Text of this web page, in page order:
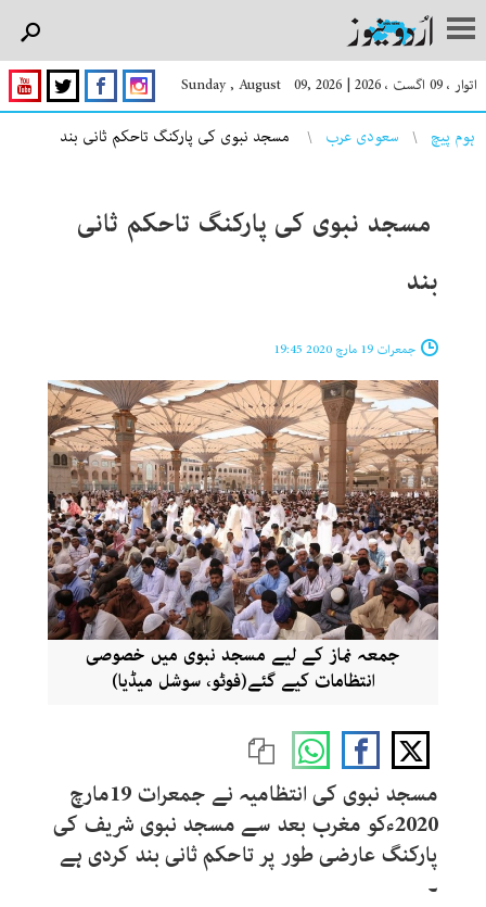
اتوار ، 09 اگست ، 2026 |
Sunday , August 09, 2026
You are here
ہوم پیچ سعودی عرب مسجد نبوی کی پارکنگ تاحکم ثانی بند
مسجد نبوی کی پارکنگ تاحکم ثانی
بند
جمعرات 19 مارچ 2020 19:45
جمعہ نماز کے لیے مسجد نبوی میں خصوصی
انتظامات کیے گئے(فوٹو، سوشل میڈیا)
مسجد نبوی کی انتظامیہ نے جمعرات 19مارچ
2020ءکو مغرب بعد سے مسجد نبوی شریف کی
پارکنگ عارضی طور پر تاحکم ثانی بند کردی ہے
۔